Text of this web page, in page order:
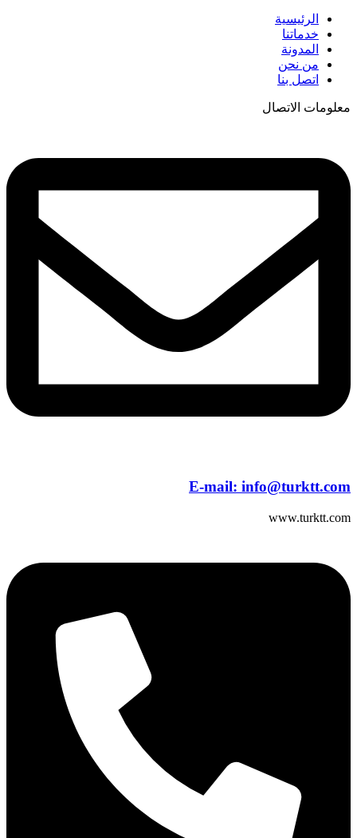
الرئيسية
خدماتنا
المدونة
من نحن
اتصل بنا
معلومات الاتصال
E-mail: info@turktt.com
www.turktt.com